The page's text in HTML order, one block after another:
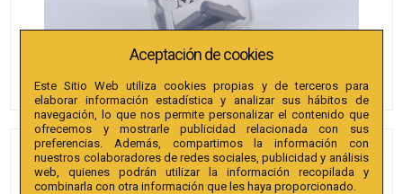
PUNTAS BIANDITZ
HEXAGONAL BOLA 8 X 25MM
Aceptación de cookies
Este Sitio Web utiliza cookies propias y de terceros para
elaborar información estadística y analizar sus hábitos de
navegación, lo que nos permite personalizar el contenido que
ofrecemos y mostrarle publicidad relacionada con sus
preferencias. Además, compartimos la información con
nuestros colaboradores de redes sociales, publicidad y análisis
web, quienes podrán utilizar la información recopilada y
combinarla con otra información que les haya proporcionado.